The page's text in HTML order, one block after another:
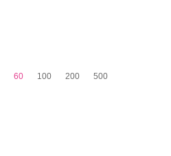
60 100 200 500